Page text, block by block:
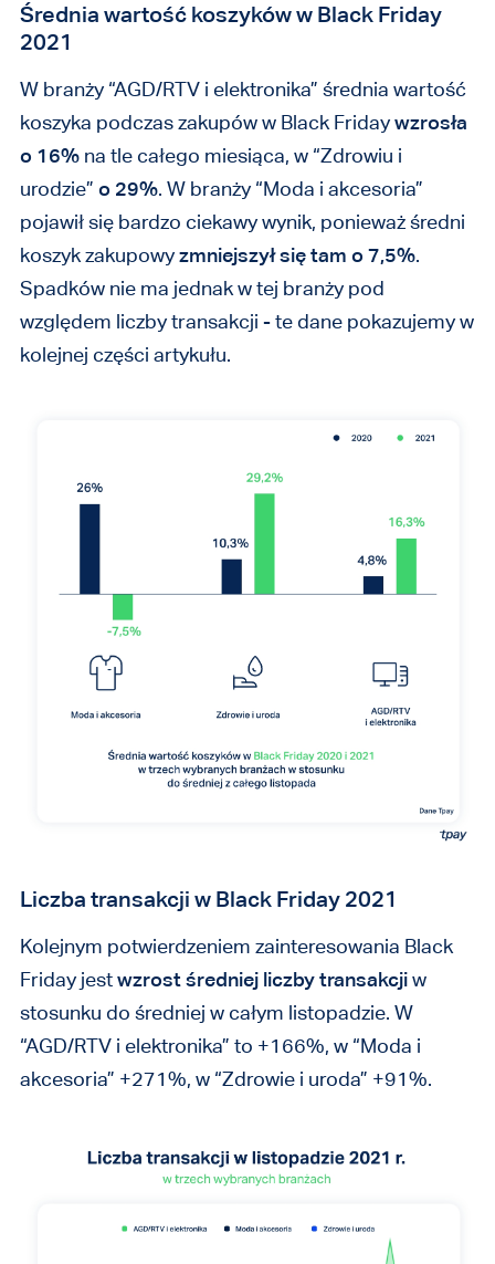
Średnia wartość koszyków w Black Friday
2021
W branży “AGD/RTV i elektronika” średnia wartość
koszyka podczas zakupów w Black Fridaywzrosła
o 16%na tle całego miesiąca, w “Zdrowiu i
urodzie” o 29%. W branży “Moda i akcesoria”
pojawił się bardzo ciekawy wynik, ponieważ średni
koszyk zakupowyzmniejszył się tam o 7,5%.
Spadków nie ma jednak w tej branży pod
względem liczby transakcji - te dane pokazujemy w
kolejnej części artykułu.
Liczba transakcji w Black Friday 2021
Kolejnym potwierdzeniem zainteresowania Black
Friday jestwzrost średniej liczby transakcjiw
stosunku do średniej w całym listopadzie. W
“AGD/RTV i elektronika” to +166%, w “Moda i
akcesoria” +271%, w “Zdrowie i uroda” +91%.